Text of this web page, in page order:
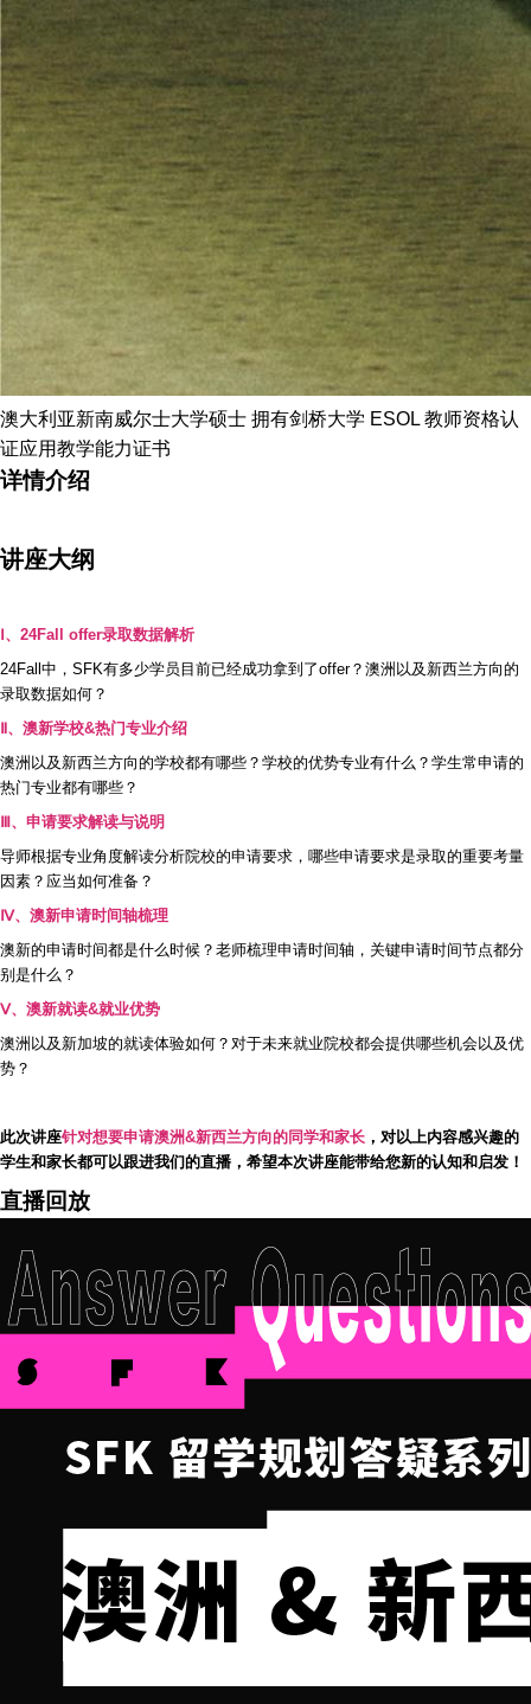
澳大利亚新南威尔士大学硕士 拥有剑桥大学 ESOL 教师资格认
证应用教学能力证书
详情介绍
讲座大纲
Ⅰ、24Fall offer录取数据解析
24Fall中，SFK有多少学员目前已经成功拿到了offer？澳洲以及新西兰方向的
录取数据如何？
Ⅱ、澳新学校&热门专业介绍
澳洲以及新西兰方向的学校都有哪些？学校的优势专业有什么？学生常申请的
热门专业都有哪些？
Ⅲ、申请要求解读与说明
导师根据专业角度解读分析院校的申请要求，哪些申请要求是录取的重要考量
因素？应当如何准备？
Ⅳ、澳新申请时间轴梳理
澳新的申请时间都是什么时候？老师梳理申请时间轴，关键申请时间节点都分
别是什么？
Ⅴ、澳新就读&就业优势
澳洲以及新加坡的就读体验如何？对于未来就业院校都会提供哪些机会以及优
势？
此次讲座针对想要申请澳洲&新西兰方向的同学和家长 ，对以上内容感兴趣的
学生和家长都可以跟进我们的直播，希望本次讲座能带给您新的认知和启发！
直播回放